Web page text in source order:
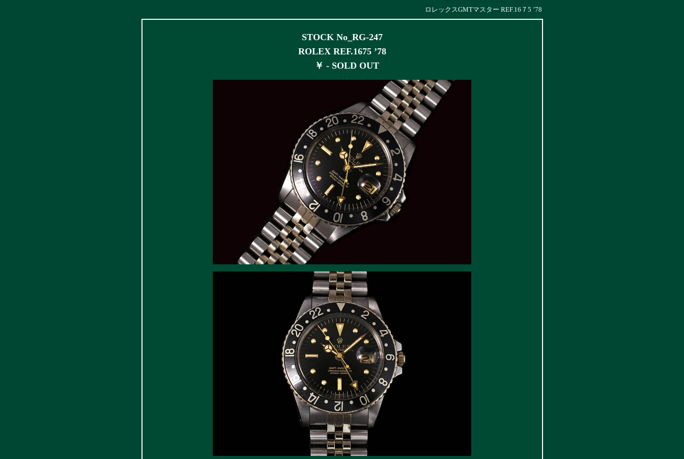
ロレックスGMTマスター REF.16７5 ’78
STOCK No_RG-247
ROLEX REF.1675 ’78
￥ - SOLD OUT